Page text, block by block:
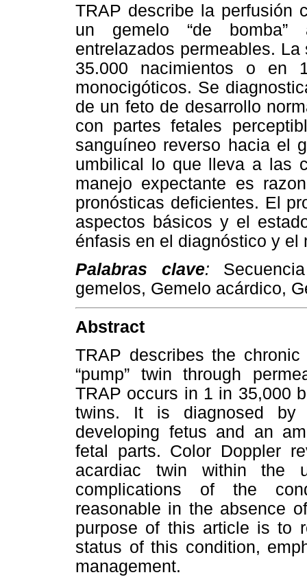
TRAP describe la perfusión
un gemelo “de
entrelazados permeables.
35.000 nacimientos o en
monocigóticos. Se
de un feto de desarrollo
con partes fetales
sanguíneo reverso hacia el
umbilical lo que lleva a las
manejo expectante es
pronósticas deficientes. El
aspectos básicos y el
énfasis en el diagnóstico y el
Palabras clave:
gemelos, Gemelo acárdico,
Abstract
TRAP describes the
“pump” twin through
TRAP occurs in 1 in 35,000
twins. It is diagnosed by
developing fetus and an
fetal parts. Color Doppler
acardiac twin within the
complications of the
reasonable in the absence
purpose of this article is to
status of this condition,
management.